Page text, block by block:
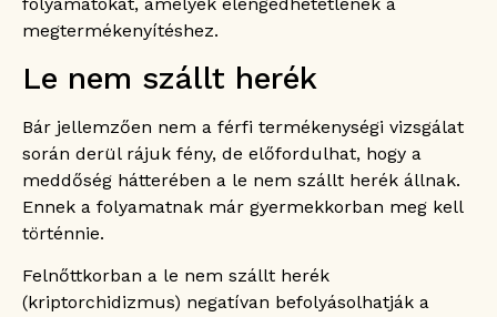
megtermékenyítéshez.
Le nem szállt herék
Bár jellemzően nem a férfi termékenységi vizsgálat
során derül rájuk fény, de előfordulhat, hogy a
meddőség hátterében a le nem szállt herék állnak.
Ennek a folyamatnak már gyermekkorban meg kell
történnie.
Felnőttkorban a le nem szállt herék
(kriptorchidizmus) negatívan befolyásolhatják a